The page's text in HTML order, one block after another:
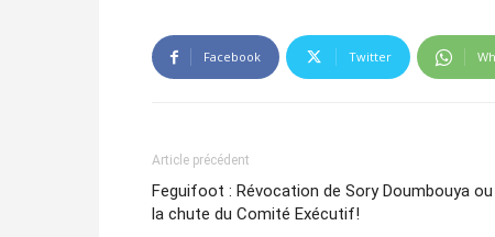
Facebook Twitter
Article précédent
Feguifoot : Révocation de Sory Doumbouya ou
la chute du Comité Exécutif!